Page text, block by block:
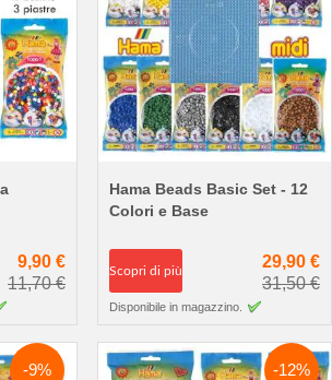
9,90 €
11,70 €
Hama Beads Basic Set - 12
Colori e Base
Scopri di più
29,90 €
31,50 €
Disponibile in magazzino.
-9% -12%